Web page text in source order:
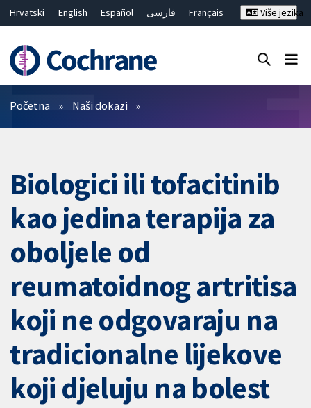
Hrvatski English Español فارسی
Français
繁體中文
简体中文
Više jezika
Prečistači
Početna Naši dokazi
Biologici ili tofacitinib
kao jedina terapija za
oboljele od
reumatoidnog artritisa
koji ne odgovaraju na
tradicionalne lijekove
koji djeluju na bolest